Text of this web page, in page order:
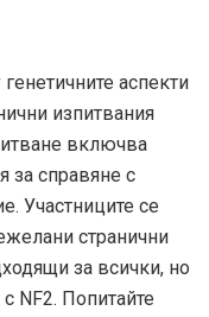
аспекти
изпитвания
включва
за справяне с
Участниците се
странични
за всички, но
NF2. Попитайте